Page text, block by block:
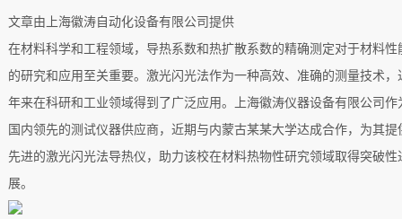
文章由上海徽涛自动化设备有限公司提供
在材料科学和工程领域，导热系数和热扩散系数的精确测定对于材料性
的研究和应用至关重要。激光闪光法作为一种高效、准确的测量技术，
年来在科研和工业领域得到了广泛应用。上海徽涛仪器设备有限公司作
国内领先的测试仪器供应商，近期与内蒙古某某大学达成合作，为其提
先进的激光闪光法导热仪，助力该校在材料热物性研究领域取得突破性
展。